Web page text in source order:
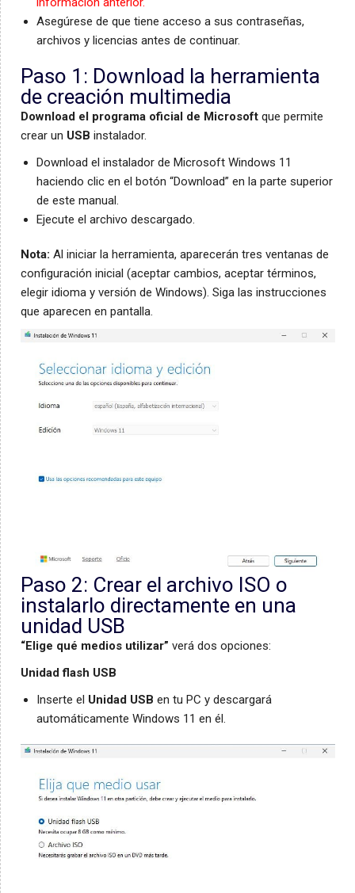
Asegúrese de que tiene acceso a sus contraseñas,
archivos y licencias antes de continuar.
Paso 1: Download la herramienta
de creación multimedia
Download el programa oficial de Microsoft que permite
crear un USB instalador.
Download el instalador de Microsoft Windows 11
haciendo clic en el botón “Download” en la parte superior
de este manual.
Ejecute el archivo descargado.
Nota: Al iniciar la herramienta, aparecerán tres ventanas de
configuración inicial (aceptar cambios, aceptar términos,
elegir idioma y versión de Windows). Siga las instrucciones
que aparecen en pantalla.
Paso 2: Crear el archivo ISO o
instalarlo directamente en una
unidad USB
“Elige qué medios utilizar” verá dos opciones:
Unidad flash USB
Inserte el Unidad USB en tu PC y descargará
automáticamente Windows 11 en él.